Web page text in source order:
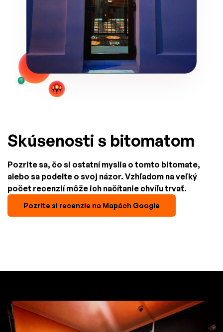
Skúsenosti s bitomatom
Pozrite sa, čo si ostatní myslia o tomto bitomate,
alebo sa podelte o svoj názor. Vzhľadom na veľký
počet recenzií môže ich načítanie chvíľu trvať.
Pozrite si recenzie na Mapách Google